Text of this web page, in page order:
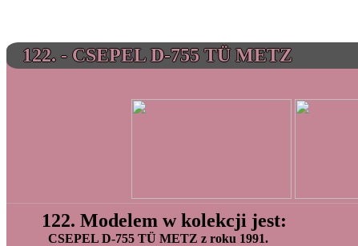
122. - CSEPEL D-755 TÜ METZ
122. Modelem w kolekcji jest:
CSEPEL D-755 TÜ METZ z roku 1991.